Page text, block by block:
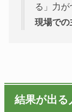
る」力が
現場での
結果が出る